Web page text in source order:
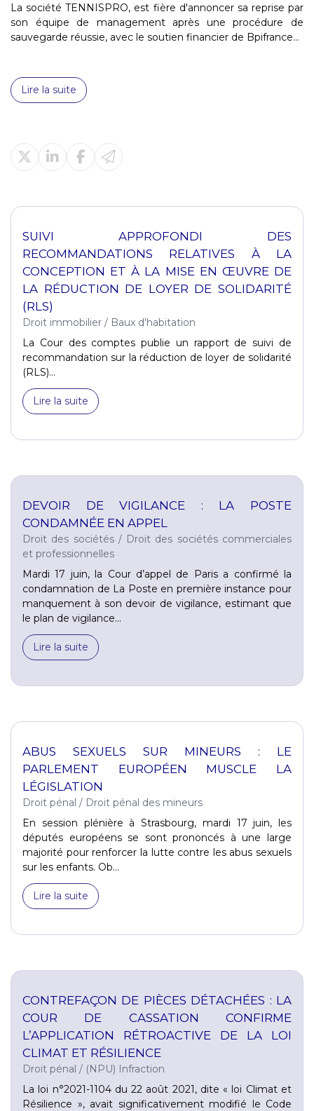
La société TENNISPRO, est fière d'annoncer sa reprise par
son équipe de management après une procédure de
sauvegarde réussie, avec le soutien financier de Bpifrance...
Lire la suite
SUIVI APPROFONDI DES
RECOMMANDATIONS RELATIVES À LA
CONCEPTION ET À LA MISE EN ŒUVRE DE
LA RÉDUCTION DE LOYER DE SOLIDARITÉ
(RLS)
Droit immobilier / Baux d'habitation
La Cour des comptes publie un rapport de suivi de
recommandation sur la réduction de loyer de solidarité
(RLS)...
Lire la suite
DEVOIR DE VIGILANCE : LA POSTE
CONDAMNÉE EN APPEL
Droit des sociétés/ Droit des sociétés commerciales
et professionnelles
Mardi 17 juin, la Cour d’appel de Paris a confirmé la
condamnation de La Poste en première instance pour
manquement à son devoir de vigilance, estimant que
le plan de vigilance...
Lire la suite
ABUS SEXUELS SUR MINEURS : LE
PARLEMENT EUROPÉEN MUSCLE LA
LÉGISLATION
Droit pénal / Droit pénal des mineurs
En session plénière à Strasbourg, mardi 17 juin, les
députés européens se sont prononcés à une large
majorité pour renforcer la lutte contre les abus sexuels
sur les enfants. Ob...
Lire la suite
CONTREFAÇON DE PIÈCES DÉTACHÉES : LA
COUR DE CASSATION CONFIRME
L’APPLICATION RÉTROACTIVE DE LA LOI
CLIMAT ET RÉSILIENCE
Droit pénal / (NPU) Infraction
La loi n°2021-1104 du 22 août 2021, dite « loi Climat et
Résilience », avait significativement modifié le Code